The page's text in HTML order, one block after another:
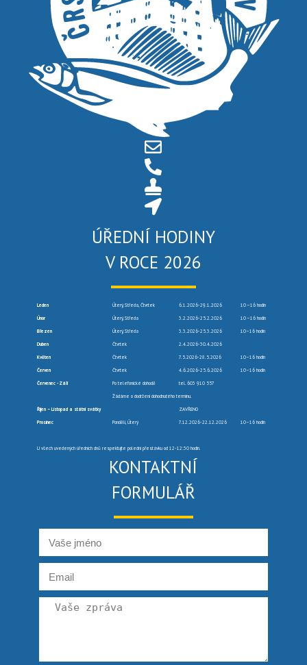
ÚŘEDNÍ HODINY
V ROCE 2026
Leden Úterý, Středa, Čtvrtek 6.1.2026-29.1.2026 10 –16 hodin
Únor Úterý, Středa 3.2.2026-25.2.2026 10 –16 hodin
Březen Úterý, Středa 3.3.2026-25.3.2026 10–16 hodin
Duben Čtvrtek 2.4.2026-30.4.2026
Květen Čtvrtek 7.5.2026-28.5.2026 10–16 hodin
Červen Čtvrtek 4.6.2026-25.6.2026 10–16 hodin
Červenec -Září Po telefonické dohodě tel. 603 910 557
Žádáme o dodržení dohodnutého termínu.
Říjen – Listopad a státní svátky ZAVŘENO
Prosinec Pondělí, Úterý 7.12.2026-22.12.2026 10–16 hodin
U všech uvedených úředních dnů respektujte polední přestávku od 12-12:30 hodin.
KONTAKTNÍ
FORMULÁŘ